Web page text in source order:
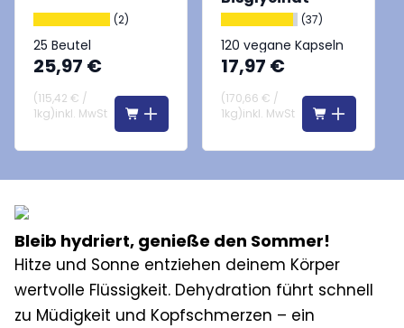
(2)
25 Beutel
25,97 €
(115,42 € /
1kg)inkl. MwSt
(37)
120 vegane Kapseln
17,97 €
(170,66 € /
1kg)inkl. MwSt
Bleib hydriert, genieße den Sommer!
Hitze und Sonne entziehen deinem Körper
wertvolle Flüssigkeit. Dehydration führt schnell
zu Müdigkeit und Kopfschmerzen – ein